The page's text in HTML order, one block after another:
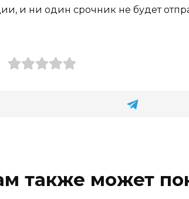
и ни один срочник не будет
также может